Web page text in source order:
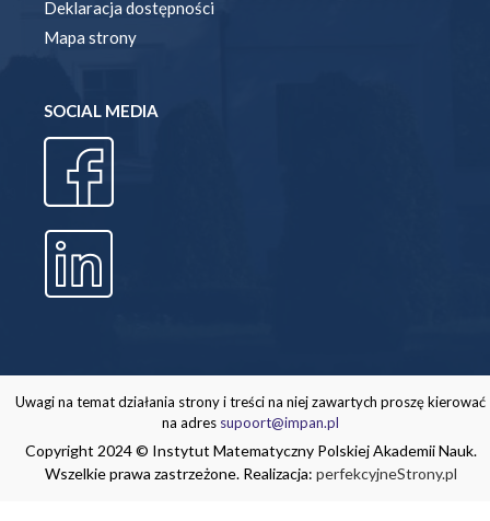
Deklaracja dostępności
Mapa strony
SOCIAL MEDIA
Uwagi na temat działania strony i treści na niej zawartych proszę kierować
na adres supoort@impan.pl
Copyright 2024 © Instytut Matematyczny Polskiej Akademii Nauk.
Wszelkie prawa zastrzeżone. Realizacja: perfekcyjneStrony.pl